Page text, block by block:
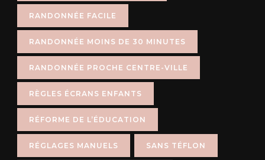
RANDONNÉE FACILE
RANDONNÉE MOINS DE 30 MINUTES
RANDONNÉE PROCHE CENTRE-VILLE
RÈGLES ÉCRANS ENFANTS
RÉFORME DE L’ÉDUCATION
RÉGLAGES MANUELS SANS TÉFLON